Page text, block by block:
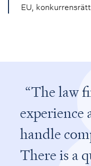
EU,
The law
experience
handle
There is a